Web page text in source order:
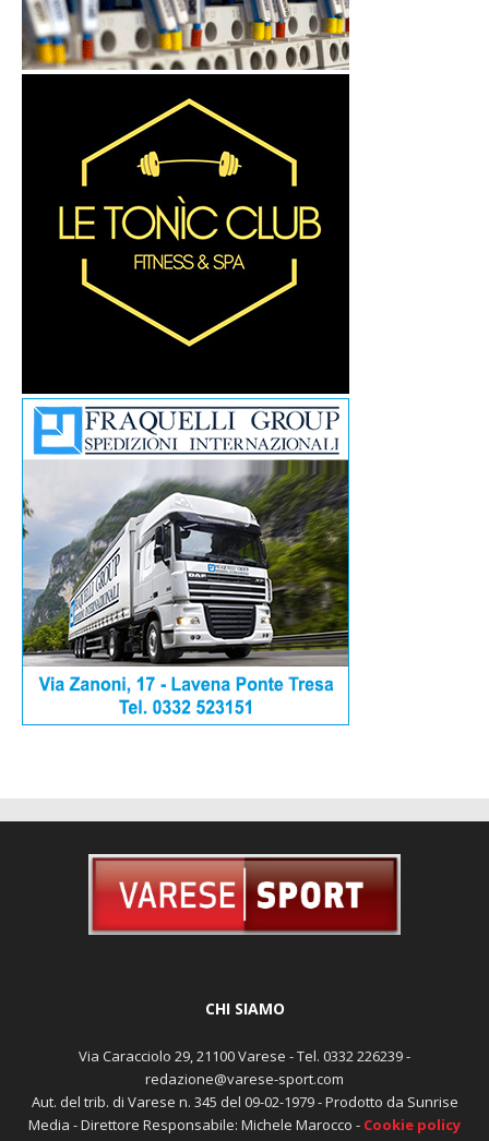
CHI SIAMO
Via Caracciolo 29, 21100 Varese - Tel. 0332 226239 -
redazione@varese-sport.com
Aut. del trib. di Varese n. 345 del 09-02-1979 - Prodotto da Sunrise
Media - Direttore Responsabile: Michele Marocco - Cookie policy